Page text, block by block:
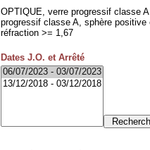
OPTIQUE, verre progressif classe
progressif classe A, sphère
réfraction >= 1,67
Dates J.O. et Arrêté